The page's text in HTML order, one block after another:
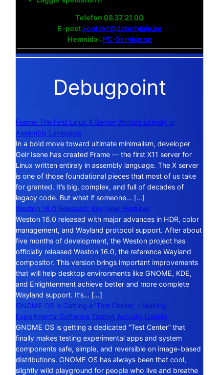
Telefon 08 37 21 00
E-post kontakt@datorhjalp.se
Hemsida :PC-Service.se
Debugpoint
Frame: The First Linux X Server Written Entirely in
Assembly Language
In a bold move toward ultimate minimalism, developer
Geir Isene has created Frame — the first X11 server for
Linux written entirely in assembly language. The X server
is one of those foundational pieces that most of us take
for granted. It’s big, complex, and full of decades of
legacy code. But what if someone… […]
Weston 16.0 Released: Key New Features
Weston 16.0 released with major advances in HDR, color
management, and Wayland protocol support. After about
five months of development, the Weston project has
officially released Weston 16.0, the reference Wayland
compositor. This version brings important improvements
that will help desktop environments like GNOME, KDE,
and Enlightenment achieve better and more complete
Wayland support. It’s… […]
GNOME OS is Getting a ‘Test Center’ – Making
Experimental Software Testing Actually Usable
GNOME OS is getting a dedicated “Test Center” that
finally makes testing experimental apps and system
components safe, simple, and reversible on image-based
distributions. GNOME OS has always been that cool,
slightly wild playground for people who live and breathe